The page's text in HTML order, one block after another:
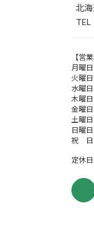
北
【営
月曜
火曜
水曜
木曜
金曜
土曜
日曜
祝 日
定休